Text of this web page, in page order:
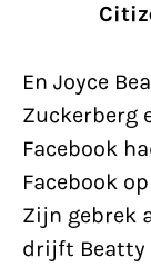
En Joyce
Zuckerberg
Facebook
Facebook
Zijn gebrek
drijft Beatty